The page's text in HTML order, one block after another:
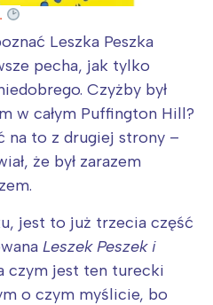
Leszka Peszka
pecha, jak tylko
Czyżby był
w całym Puffington Hill?
na to z drugiej strony –
że był zarazem
jest to już trzecia część
Leszek Peszek i
czym jest ten turecki
o czym myślicie, bo